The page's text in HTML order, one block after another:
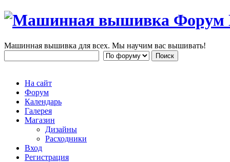
Машинная вышивка для всех. Мы научим вас вышивать!
На сайт
Форум
Календарь
Галерея
Магазин
Дизайны
Расходники
Вход
Регистрация